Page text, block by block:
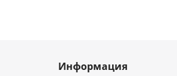
Информация